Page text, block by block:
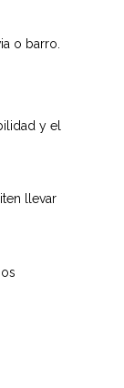
o barro.
y el
llevar